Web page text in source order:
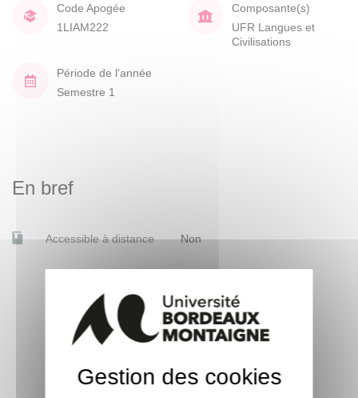
Code Apogée
1LIAM222
Composante(s)
UFR Langues et
Civilisations
Période de l'année
Semestre 1
En bref
Accessible à distance Non
Gestion des cookies